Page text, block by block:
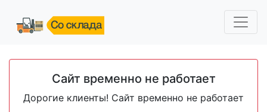
Сайт временно не работает
Дорогие клиенты! Сайт временно не работает